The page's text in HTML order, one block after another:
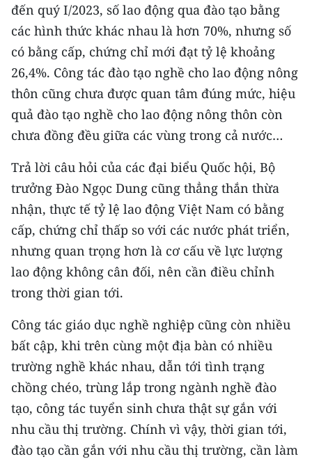
Media Thế giới
Media Thể thao
Media Giáo dục
Media Y tế
Media Khoa học - Công nghệ
Media Môi trường
Ảnh
Infographic
TIN MỚI
Trung du và miền núi phía Bắc
Đồng bằng sông Hồng
Bắc Trung Bộ
Duyên hải Nam Trung Bộ và Tây
Nguyên
đến quý I/2023, số lao động qua đào tạo bằng
các hình thức khác nhau là hơn 70%, nhưng số
có bằng cấp, chứng chỉ mới đạt tỷ lệ khoảng
26,4%. Công tác đào tạo nghề cho lao động nông
thôn cũng chưa được quan tâm đúng mức, hiệu
quả đào tạo nghề cho lao động nông thôn còn
chưa đồng đều giữa các vùng trong cả nước…
Trả lời câu hỏi của các đại biểu Quốc hội, Bộ
trưởng Đào Ngọc Dung cũng thẳng thắn thừa
nhận, thực tế tỷ lệ lao động Việt Nam có bằng
cấp, chứng chỉ thấp so với các nước phát triển,
nhưng quan trọng hơn là cơ cấu về lực lượng
lao động không cân đối, nên cần điều chỉnh
trong thời gian tới.
Công tác giáo dục nghề nghiệp cũng còn nhiều
bất cập, khi trên cùng một địa bàn có nhiều
trường nghề khác nhau, dẫn tới tình trạng
chồng chéo, trùng lắp trong ngành nghề đào
tạo, công tác tuyển sinh chưa thật sự gắn với
nhu cầu thị trường. Chính vì vậy, thời gian tới,
đào tạo cần gắn với nhu cầu thị trường, cần làm